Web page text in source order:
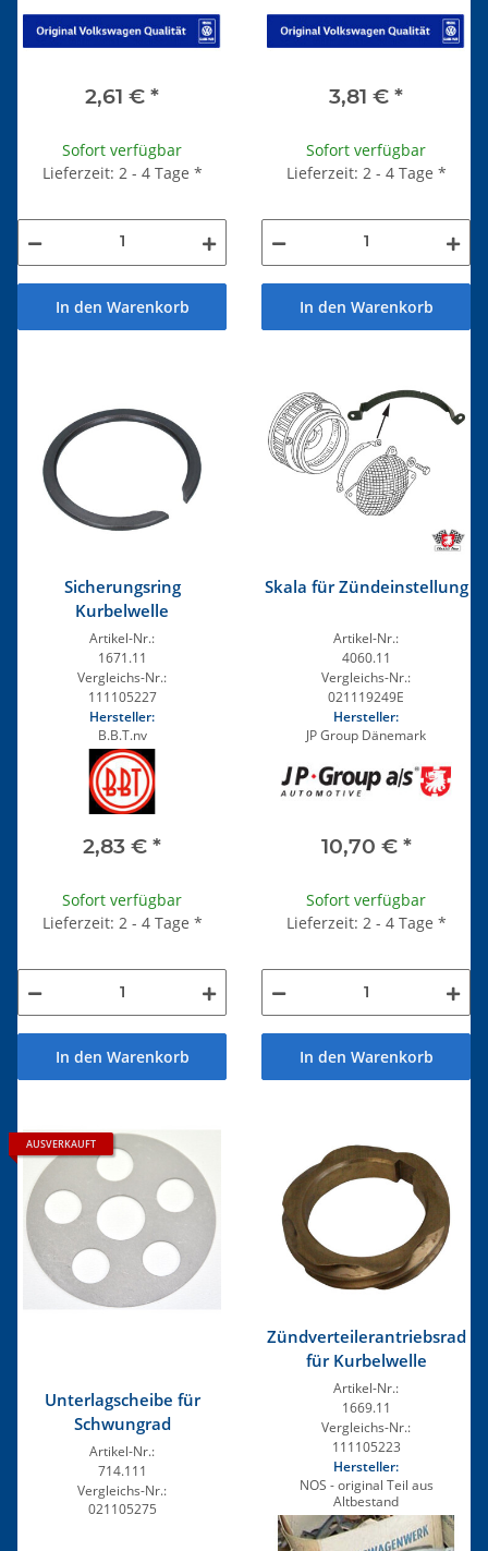
2,61 € *
Sofort verfügbar
Lieferzeit: 2 - 4 Tage *
In den Warenkorb
3,81 € *
Sofort verfügbar
Lieferzeit: 2 - 4 Tage *
In den Warenkorb
Sicherungsring
Kurbelwelle
Artikel-Nr.:
1671.11
Vergleichs-Nr.:
111105227
Hersteller:
B.B.T.nv
2,83 € *
Sofort verfügbar
Lieferzeit: 2 - 4 Tage *
In den Warenkorb
Skala für Zündeinstellung
Artikel-Nr.:
4060.11
Vergleichs-Nr.:
021119249E
Hersteller:
JP Group Dänemark
10,70 € *
Sofort verfügbar
Lieferzeit: 2 - 4 Tage *
In den Warenkorb
AUSVERKAUFT
Unterlagscheibe für
Schwungrad
Artikel-Nr.:
714.111
Vergleichs-Nr.:
021105275
Zündverteilerantriebsrad
für Kurbelwelle
Artikel-Nr.:
1669.11
Vergleichs-Nr.:
111105223
Hersteller:
NOS - original Teil aus
Altbestand